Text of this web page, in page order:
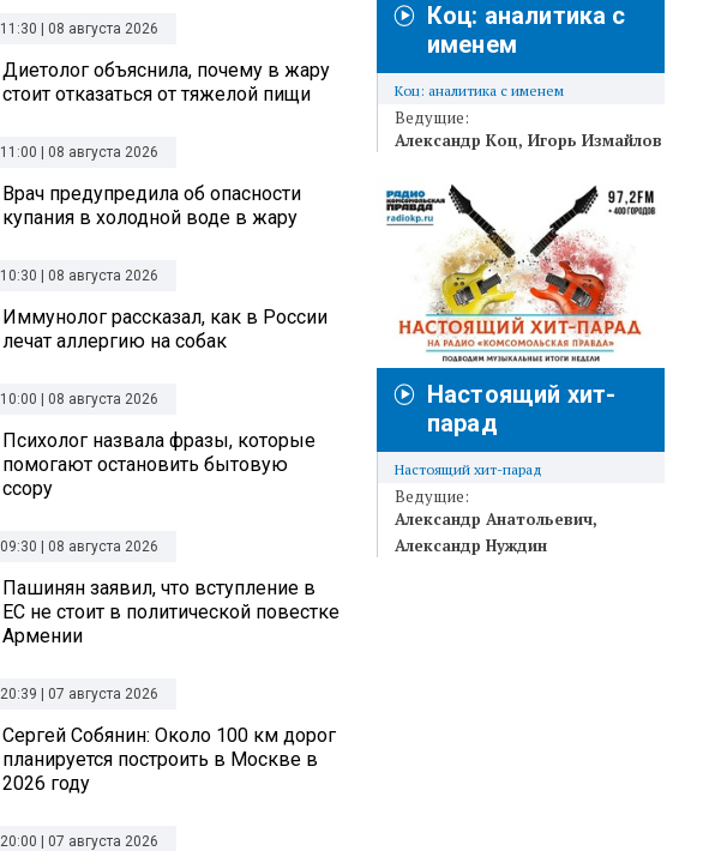
11:30 | 08 августа 2026
Диетолог объяснила, почему в жару
стоит отказаться от тяжелой пищи
11:00 | 08 августа 2026
Врач предупредила об опасности
купания в холодной воде в жару
10:30 | 08 августа 2026
Иммунолог рассказал, как в России
лечат аллергию на собак
10:00 | 08 августа 2026
Психолог назвала фразы, которые
помогают остановить бытовую
ссору
09:30 | 08 августа 2026
Пашинян заявил, что вступление в
ЕС не стоит в политической повестке
Армении
20:39 | 07 августа 2026
Сергей Собянин: Около 100 км дорог
планируется построить в Москве в
2026 году
20:00 | 07 августа 2026
Коц: аналитика с
именем
Коц: аналитика с именем
Ведущие:
Александр Коц Игорь Измайлов
Настоящий хит-
парад
Настоящий хит-парад
Ведущие:
Александр Анатольевич
Александр Нуждин